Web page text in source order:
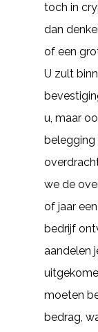
toch in
dan
of een
U zult
u, maar
belegging
we de
of jaar
bedrijf
aandelen
moeten
bedrag,